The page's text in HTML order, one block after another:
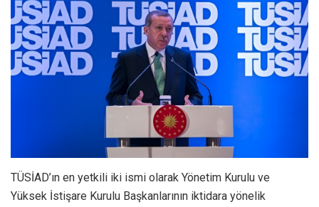
TÜSİAD’ın en yetkili iki ismi olarak Yönetim Kurulu ve
Yüksek İstişare Kurulu Başkanlarının iktidara yönelik